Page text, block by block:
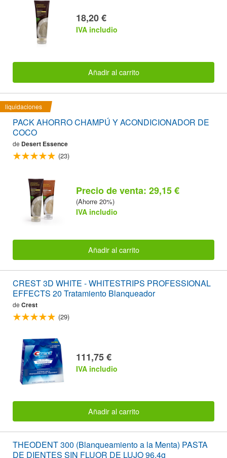
18,20 €
IVA includio
Añadir al carrito
liquidaciones
PACK AHORRO CHAMPÚ Y ACONDICIONADOR DE
COCO
de Desert Essence
(23)
Precio de venta: 29,15 €
(Ahorre 20%)
IVA includio
Añadir al carrito
CREST 3D WHITE - WHITESTRIPS PROFESSIONAL
EFFECTS 20 Tratamiento Blanqueador
de Crest
(29)
111,75 €
IVA includio
Añadir al carrito
THEODENT 300 (Blanqueamiento a la Menta) PASTA
DE DIENTES SIN FLUOR DE LUJO 96.4g